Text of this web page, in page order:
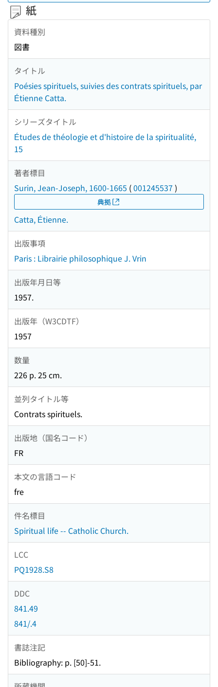
紙
資料種別
図書
タイトル
Poésies spirituels, suivies des contrats spirituels, par
Étienne Catta.
シリーズタイトル
Études de théologie et d'histoire de la spiritualité,
15
著者標目
Surin, Jean-Joseph, 1600-1665 (001245537 )
典拠
Catta, Étienne.
出版事項
Paris : Librairie philosophique J. Vrin
出版年月日等
1957.
出版年（W3CDTF）
1957
数量
226 p. 25 cm.
並列タイトル等
Contrats spirituels.
出版地（国名コード）
FR
本文の言語コード
fre
件名標目
Spiritual life -- Catholic Church.
LCC
PQ1928.S8
DDC
841.49
841/.4
書誌注記
Bibliography: p. [50]-51.